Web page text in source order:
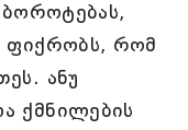
ფიქრობს, რომ
ანუ
ქმნილების